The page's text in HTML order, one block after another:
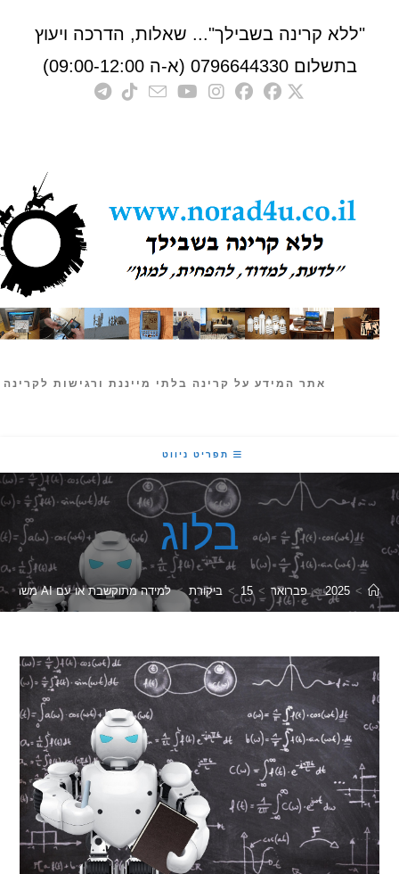
קרינה בשבילך"... שאלות, הדרכה ויעוץ
0796644330 (א-ה 09:00-12:00)
אתר המידע על קרינה בלתי מייננת ורגישות לקרינה
תפריט ניווט
בלוג
2025
> פברואר >
15
> ביקורת > למידה מתוקשבת או עם AI משמעותה עוד חשיפה לקרינה